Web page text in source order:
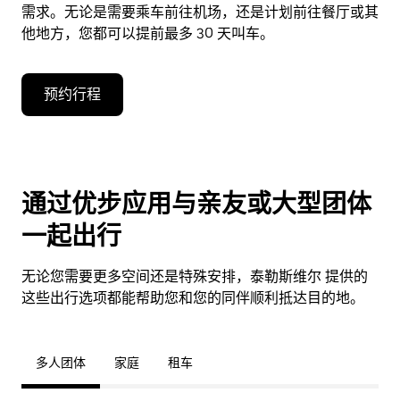
需求。无论是需要乘车前往机场，还是计划前往餐厅或其
他地方，您都可以提前最多 30 天叫车。
预约行程
通过优步应用与亲友或大型团体
一起出行
无论您需要更多空间还是特殊安排，泰勒斯维尔 提供的
这些出行选项都能帮助您和您的同伴顺利抵达目的地。
多人团体 家庭 租车